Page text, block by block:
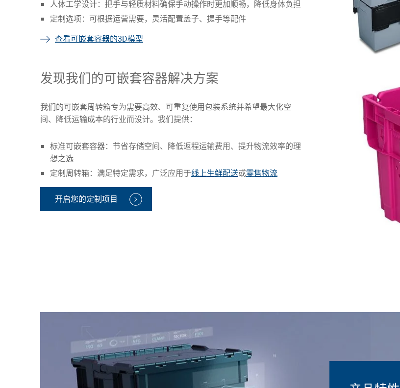
人体工学设计：把手与轻质材料确保手动操作时更加顺畅，降低身体负担
定制选项：可根据运营需要，灵活配置盖子、提手等配件
查看可嵌套容器的3D模型
发现我们的可嵌套容器解决方案
我们的可嵌套周转箱专为需要高效、可重复使用包装系统并希望最大化空
间、降低运输成本的行业而设计。我们提供：
标准可嵌套容器：节省存储空间、降低返程运输费用、提升物流效率的理
想之选
定制周转箱：满足特定需求，广泛应用于线上生鲜配送或零售物流
开启您的定制项目